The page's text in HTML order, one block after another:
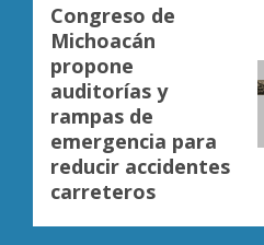
Siguiente
entrada:
Congreso de
Michoacán
propone
auditorías y
rampas de
emergencia para
reducir accidentes
carreteros